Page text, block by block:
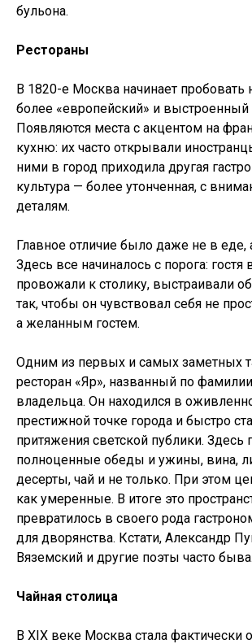
бульона.
Рестораны
В 1820-е Москва начинает
более «европейский» и выстроенный
Появляются места с акцентом на
кухню: их часто открывали
ними в город приходила другая
культура — более утонченная, с
деталям.
Главное отличие было даже не в еде,
Здесь все начиналось с порога: гостя
провожали к столику, выстраивали
так, чтобы он чувствовал себя не
а желанным гостем.
Одним из первых и самых заметных
ресторан «Яр», названный по
владельца. Он находился в
престижной точке города и быстро
притяжения светской публики. Здесь
полноценные обеды и ужины, вина,
десерты, чай и не только. При этом
как умеренные. В итоге это
превратилось в своего рода
для дворянства. Кстати, Александр
Вяземский и другие поэты часто
Чайная столица
В XIX веке Москва стала фактически